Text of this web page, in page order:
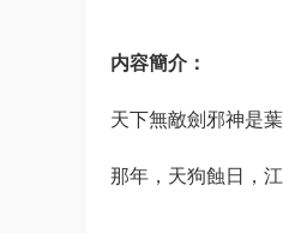
内容簡介：
天下無敵劍邪神是
那年，天狗蝕日，